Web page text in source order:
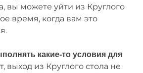
вы можете уйти из Круглого
время, когда вам это
какие-то условия для
выход из Круглого стола не